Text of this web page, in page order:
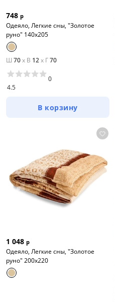
748 р
Одеяло, Легкие сны, "Золотое
руно" 140х205
Ш 70x В 12x Г70
4.5
0
В корзину
1 048 р
Одеяло, Легкие сны, "Золотое
руно" 200х220